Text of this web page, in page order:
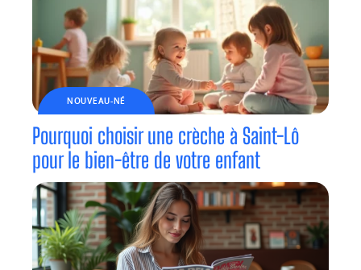
NOUVEAU-NÉ
Pourquoi choisir une crèche à Saint-Lô
pour le bien-être de votre enfant